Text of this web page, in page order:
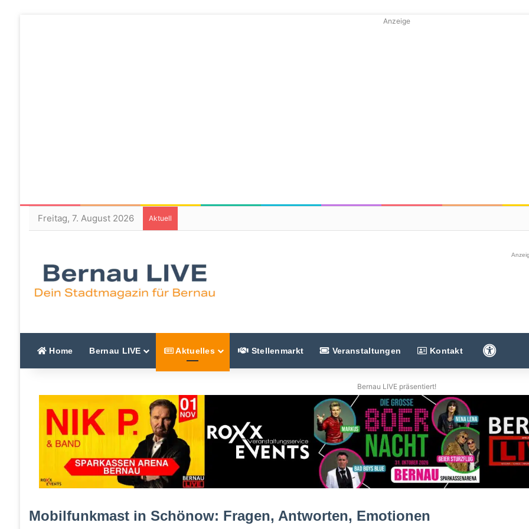
Anzeige
Freitag, 7. August 2026 Aktuell
Home Bernau LIVE Aktuelles Stellenmarkt Veranstaltungen Kontakt
Bernau LIVE präsentiert!
Mobilfunkmast in Schönow: Fragen, Antworten, Emotionen